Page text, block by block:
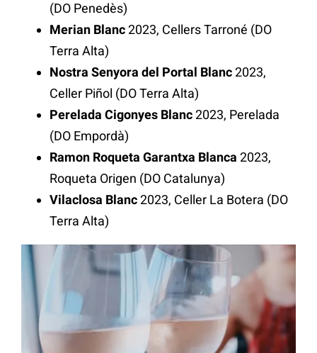
(DO Penedès)
Merian Blanc2023, Cellers Tarroné (DO
Terra Alta)
Nostra Senyora del Portal Blanc2023,
Celler Piñol (DO Terra Alta)
Perelada Cigonyes Blanc2023, Perelada
(DO Empordà)
Ramon Roqueta Garantxa Blanca 2023,
Roqueta Origen (DO Catalunya)
Vilaclosa Blanc2023, Celler La Botera (DO
Terra Alta)